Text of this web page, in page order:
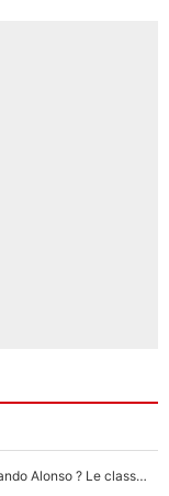
Max Verstappen, Lewis Hamilton… et bientôt Fernando Alonso ? Le classement des pilotes les mieux payés en Formule 1 risque de changer !